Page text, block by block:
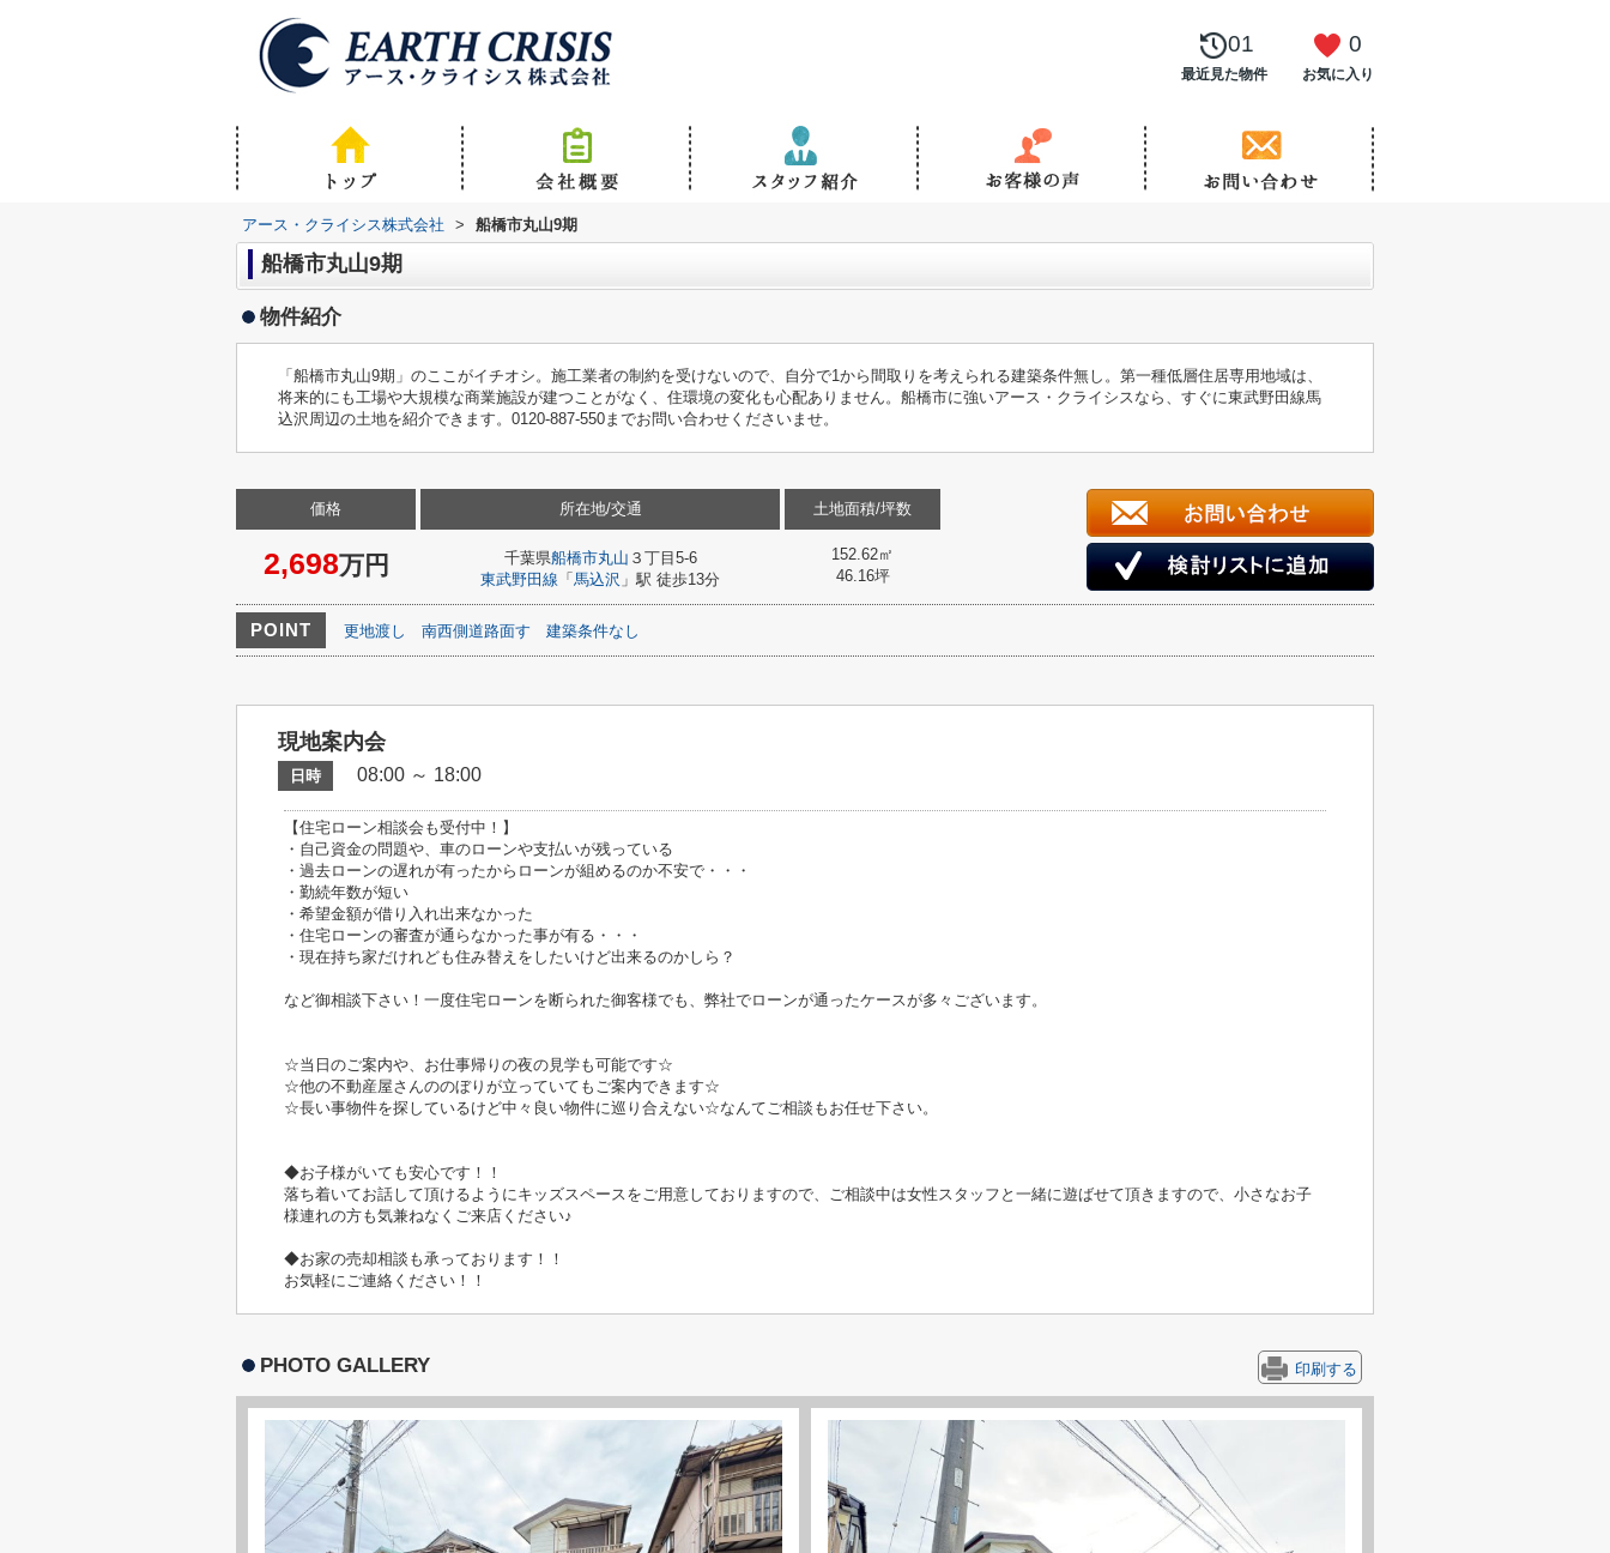
01
最近見た物件
0
お気に入り
アース・クライシス株式会社 > 船橋市丸山9期
船橋市丸山9期
物件紹介
「船橋市丸山9期」のここがイチオシ。施工業者の制約を受けないので、自分で1から間取りを考えられる建築条件無し。第一種低層住居専用地域は、
将来的にも工場や大規模な商業施設が建つことがなく、住環境の変化も心配ありません。船橋市に強いアース・クライシスなら、すぐに東武野田線馬
込沢周辺の土地を紹介できます。0120-887-550までお問い合わせくださいませ。
価格
2,698万円
所在地/交通
千葉県船橋市丸山 ３丁目5-6
東武野田線 「 馬込沢 」駅 徒歩13分
土地面積/坪数
152.62㎡
46.16坪
POINT 更地渡し 南西側道路面す 建築条件なし
現地案内会
日時 08:00 ～ 18:00
【住宅ローン相談会も受付中！】
・自己資金の問題や、車のローンや支払いが残っている
・過去ローンの遅れが有ったからローンが組めるのか不安で・・・
・勤続年数が短い
・希望金額が借り入れ出来なかった
・住宅ローンの審査が通らなかった事が有る・・・
・現在持ち家だけれども住み替えをしたいけど出来るのかしら？
など御相談下さい！一度住宅ローンを断られた御客様でも、弊社でローンが通ったケースが多々ございます。
☆当日のご案内や、お仕事帰りの夜の見学も可能です☆
☆他の不動産屋さんののぼりが立っていてもご案内できます☆
☆長い事物件を探しているけど中々良い物件に巡り合えない☆なんてご相談もお任せ下さい。
◆お子様がいても安心です！！
落ち着いてお話して頂けるようにキッズスペースをご用意しておりますので、ご相談中は女性スタッフと一緒に遊ばせて頂きますので、小さなお子
様連れの方も気兼ねなくご来店ください♪
◆お家の売却相談も承っております！！
お気軽にご連絡ください！！
PHOTO GALLERY 印刷する